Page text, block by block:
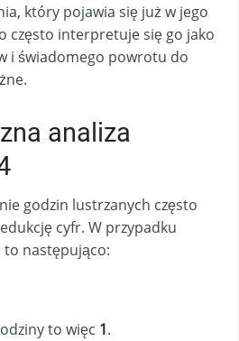
który pojawia się już w jego
często interpretuje się go jako
i świadomego powrotu do
analiza
godzin lustrzanych często
cyfr. W przypadku
to następująco:
to więc 1.